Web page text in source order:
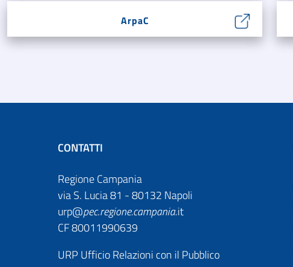
ArpaC
CONTATTI
Regione Campania
via S. Lucia 81 - 80132 Napoli
urp@pec.regione.campania.it
CF 80011990639
URP Ufficio Relazioni con il Pubblico